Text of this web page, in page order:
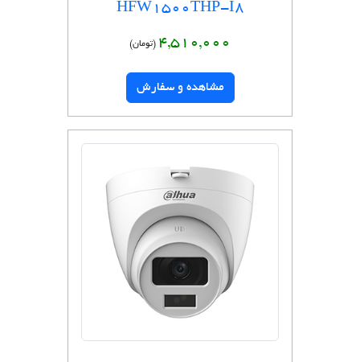
HFW1500THP-I8
4,510,000 (تومان)
مشاهده و سفارش